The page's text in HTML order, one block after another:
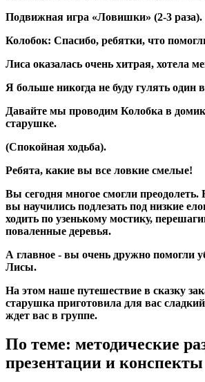
Подвижная игра «Ловишки» (2-3 раза).
Колобок: Спасибо, ребятки, что
Лиса оказалась очень хитрая, хотела
Я больше никогда не буду гулять один в
Давайте мы проводим Колобка в
старушке.
(Спокойная ходьба).
Ребята, какие вы все ловкие смелые!
Вы сегодня многое смогли преодолеть.
вы научились подлезать под низкие
ходить по узенькому мостику,
поваленные деревья.
А главное - вы очень дружно помогли
Лисы.
На этом наше путешествие в сказку
старушка приготовила для вас
ждет вас в группе.
По теме: методические
презентации и конспекты